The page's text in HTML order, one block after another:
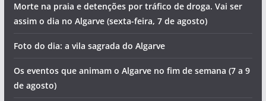
Morte na praia e detenções por tráfico de droga. Vai ser
assim o dia no Algarve (sexta-feira, 7 de agosto)
Foto do dia: a vila sagrada do Algarve
Os eventos que animam o Algarve no fim de semana (7 a 9
de agosto)